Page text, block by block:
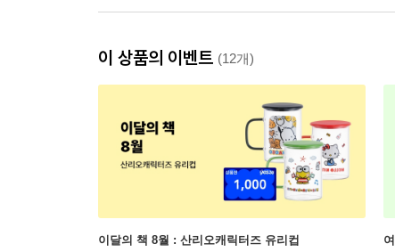
이 상품의 이벤트 (12개)
이달의 책 8월 : 산리오캐릭터즈 유리컵